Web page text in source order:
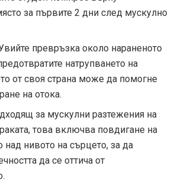
за първите 2 дни след мускулно
превръзка около нараненото
натрупването на
от своя страна може да помогне
на отока.
за мускулни разтежения на
това включва повдигане на
над нивото на сърцето, за да
да се оттича от